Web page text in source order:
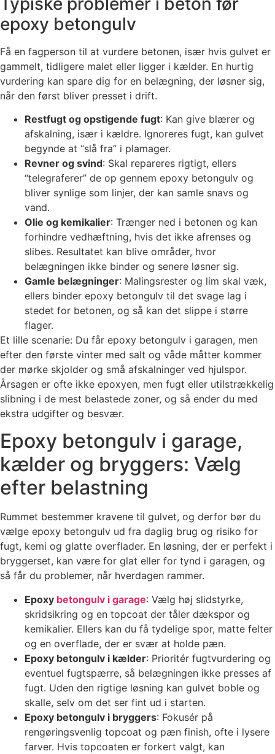
epoxy betongulv
Få en fagperson til at vurdere betonen, især hvis gulvet er
gammelt, tidligere malet eller ligger i kælder. En hurtig
vurdering kan spare dig for en belægning, der løsner sig,
når den først bliver presset i drift.
Restfugt og opstigende fugt: Kan give blærer og
afskalning, især i kældre. Ignoreres fugt, kan gulvet
begynde at “slå fra” i plamager.
Revner og svind: Skal repareres rigtigt, ellers
“telegraferer” de op gennem epoxy betongulv og
bliver synlige som linjer, der kan samle snavs og
vand.
Olie og kemikalier: Trænger ned i betonen og kan
forhindre vedhæftning, hvis det ikke afrenses og
slibes. Resultatet kan blive områder, hvor
belægningen ikke binder og senere løsner sig.
Gamle belægninger: Malingsrester og lim skal væk,
ellers binder epoxy betongulv til det svage lag i
stedet for betonen, og så kan det slippe i større
flager.
Et lille scenarie: Du får epoxy betongulv i garagen, men
efter den første vinter med salt og våde måtter kommer
der mørke skjolder og små afskalninger ved hjulspor.
Årsagen er ofte ikke epoxyen, men fugt eller utilstrækkelig
slibning i de mest belastede zoner, og så ender du med
ekstra udgifter og besvær.
Epoxy betongulv i garage,
kælder og bryggers: Vælg
efter belastning
Rummet bestemmer kravene til gulvet, og derfor bør du
vælge epoxy betongulv ud fra daglig brug og risiko for
fugt, kemi og glatte overflader. En løsning, der er perfekt i
bryggerset, kan være for glat eller for tynd i garagen, og
så får du problemer, når hverdagen rammer.
Epoxy betongulv i garage: Vælg høj slidstyrke,
skridsikring og en topcoat der tåler dækspor og
kemikalier. Ellers kan du få tydelige spor, matte felter
og en overflade, der er svær at holde pæn.
Epoxy betongulv i kælder: Prioritér fugtvurdering og
eventuel fugtspærre, så belægningen ikke presses af
fugt. Uden den rigtige løsning kan gulvet boble og
skalle, selv om det ser fint ud i starten.
Epoxy betongulv i bryggers: Fokusér på
rengøringsvenlig topcoat og pæn finish, ofte i lysere
farver. Hvis topcoaten er forkert valgt, kan